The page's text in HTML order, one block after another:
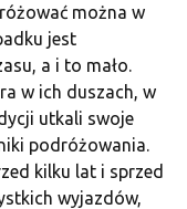
można w
jest
a i to mało.
w ich duszach, w
utkali swoje
podróżowania.
kilku lat i sprzed
wyjazdów,